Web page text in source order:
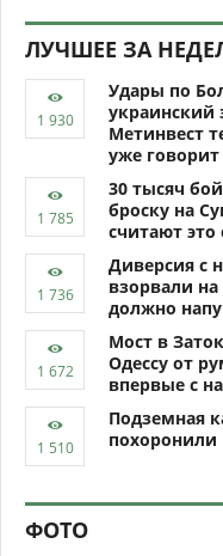
ЛУЧШЕЕ ЗА
Удары по
украинский
Метинвест
уже говорит
30 тысяч
броску на
считают
Диверсия с
взорвали на
должно
Мост в
Одессу от
впервые с
Подземная
похоронили
ФОТО